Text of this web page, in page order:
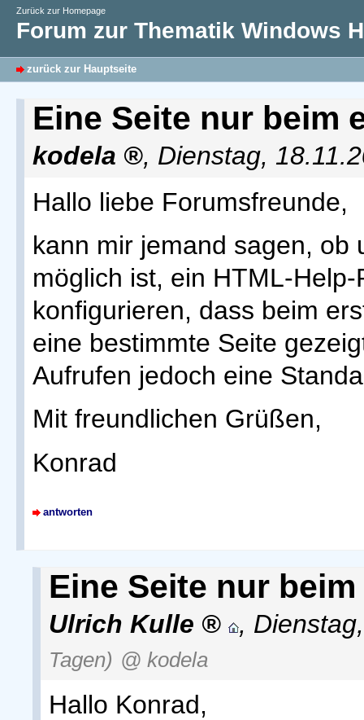
Zurück zur Homepage
Forum zur Thematik Windows
zurück zur Hauptseite
Eine Seite nur beim
kodela , Dienstag,
Hallo liebe Forumsfreunde,
kann mir jemand sagen, ob
möglich ist, ein HTML-
konfigurieren, dass beim
eine bestimmte Seite
Aufrufen jedoch eine
Mit freundlichen Grüßen,
Konrad
antworten
Eine Seite nur
Ulrich Kulle ,
Tagen) @ kodela
Hallo Konrad,